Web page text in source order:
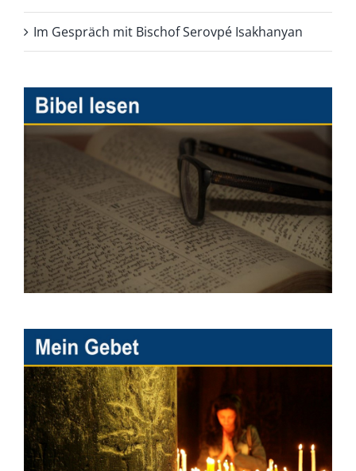
Im Gespräch mit Bischof Serovpé Isakhanyan